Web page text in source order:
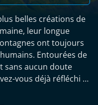
belles créations de
leur longue
ont toujours
Entourées de
sans aucun doute
vous déjà réfléchi à
pour le